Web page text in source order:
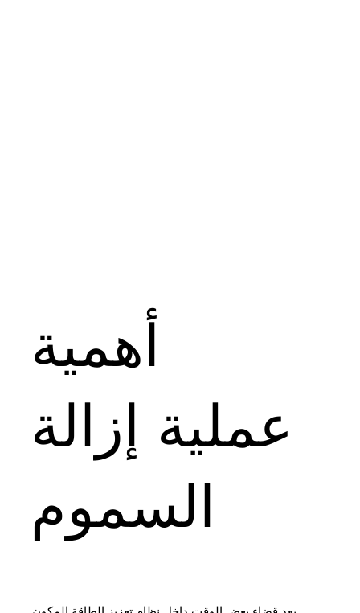
أهمية
عملية إزالة
السموم